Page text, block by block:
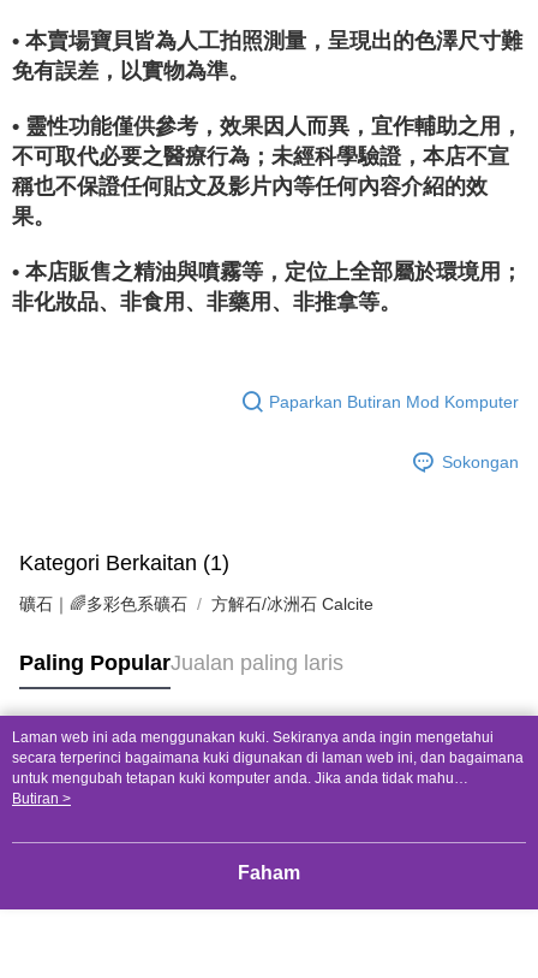
• 本賣場寶貝皆為人工拍照測量，呈現出的色澤尺寸難
免有誤差，以實物為準。
• 靈性功能僅供參考，效果因人而異，宜作輔助之用，
不可取代必要之醫療行為；未經科學驗證，本店不宣
稱也不保證任何貼文及影片內等任何內容介紹的效
果。
• 本店販售之精油與噴霧等，定位上全部屬於環境用；
非化妝品、非食用、非藥用、非推拿等。
Paparkan Butiran Mod Komputer
Sokongan
Kategori Berkaitan (1)
礦石｜🌈多彩色系礦石 方解石/冰洲石 Calcite
Paling PopularJualan paling laris
Tag Popular
Laman web ini ada menggunakan kuki. Sekiranya anda ingin mengetahui
secara terperinci bagaimana kuki digunakan di laman web ini, dan bagaimana
untuk mengubah tetapan kuki komputer anda. Jika anda tidak mahu
menggunakan kuki di komputer anda, sila rujuk penerangan mengenai kuki.
mengetahui secara terperinci bagaimana kuki digunakan di laman web ini,
mahu menggunakan kuki di komputer anda, sila rujuk penerangan mengenai
Butiran >
Faham